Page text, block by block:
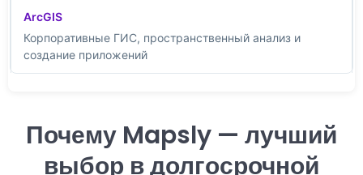
Корпоративные ГИС, пространственный анализ и
создание приложений
Почему Mapsly — лучший
выбор в долгосрочной